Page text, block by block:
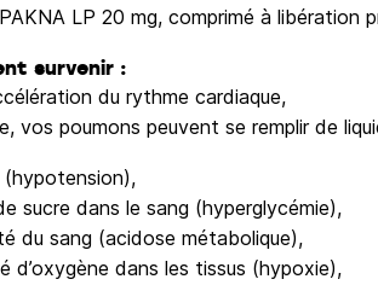
LP 20 mg, comprimé à libération
survenir :
du rythme cardiaque,
vos poumons peuvent se remplir de
(hypotension),
sucre dans le sang (hyperglycémie),
du sang (acidose métabolique),
d’oxygène dans les tissus (hypoxie),